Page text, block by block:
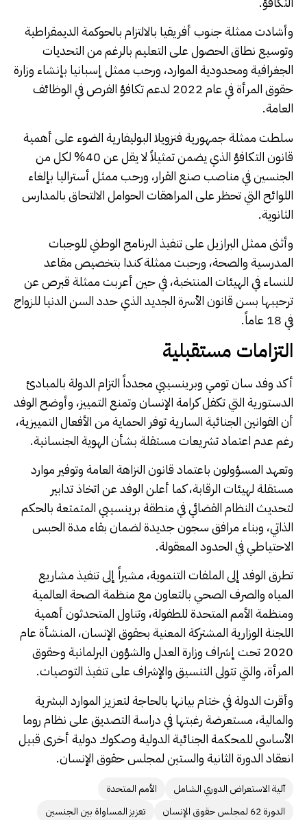
وأشادت ممثلة جنوب أفريقيا بالالتزام بالحوكمة الديمقراطية
وتوسيع نطاق الحصول على التعليم بالرغم من التحديات
الجغرافية ومحدودية الموارد، ورحب ممثل إسبانيا بإنشاء وزارة
حقوق المرأة في عام 2022 لدعم تكافؤ الفرص في الوظائف
العامة.
سلطت ممثلة جمهورية فنزويلا البوليفارية الضوء على أهمية
قانون التكافؤ الذي يضمن تمثيلاً لا يقل عن 40% لكل من
الجنسين في مناصب صنع القرار، ورحب ممثل أستراليا بإلغاء
اللوائح التي تحظر على المراهقات الحوامل الالتحاق بالمدارس
الثانوية.
وأثنى ممثل البرازيل على تنفيذ البرنامج الوطني للوجبات
المدرسية والصحة، ورحبت ممثلة كندا بتخصيص مقاعد
للنساء في الهيئات المنتخبة، في حين أعربت ممثلة قبرص عن
ترحيبها بسن قانون الأسرة الجديد الذي حدد السن الدنيا للزواج
في 18 عاماً.
التزامات مستقبلية
أكد وفد سان تومي وبرينسيبي مجدداً التزام الدولة بالمبادئ
الدستورية التي تكفل كرامة الإنسان وتمنع التمييز، وأوضح الوفد
أن القوانين الجنائية السارية توفر الحماية من الأفعال التمييزية،
رغم عدم اعتماد تشريعات مستقلة بشأن الهوية الجنسانية.
وتعهد المسؤولون باعتماد قانون النزاهة العامة وتوفير موارد
مستقلة لهيئات الرقابة، كما أعلن الوفد عن اتخاذ تدابير
لتحديث النظام القضائي في منطقة برينسيبي المتمتعة بالحكم
الذاتي، وبناء مرافق سجون جديدة لضمان بقاء مدة الحبس
الاحتياطي في الحدود المعقولة.
تطرق الوفد إلى الملفات التنموية، مشيراً إلى تنفيذ مشاريع
المياه والصرف الصحي بالتعاون مع منظمة الصحة العالمية
ومنظمة الأمم المتحدة للطفولة، وتناول المتحدثون أهمية
اللجنة الوزارية المشتركة المعنية بحقوق الإنسان، المنشأة عام
2020 تحت إشراف وزارة العدل والشؤون البرلمانية وحقوق
المرأة، والتي تتولى التنسيق والإشراف على تنفيذ التوصيات.
وأقرت الدولة في ختام بيانها بالحاجة لتعزيز الموارد البشرية
والمالية، مستعرضة رغبتها في دراسة التصديق على نظام روما
الأساسي للمحكمة الجنائية الدولية وصكوك دولية أخرى قبيل
انعقاد الدورة الثانية والستين لمجلس حقوق الإنسان.
آلية الاستعراض الدوري الشامل
الأمم المتحدة
الدورة 62 لمجلس حقوق الإنسان
تعزيز المساواة بين الجنسين